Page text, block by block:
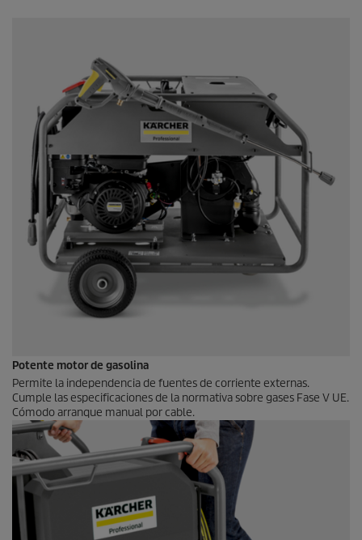
Potente motor de gasolina
Permite la independencia de fuentes de corriente externas.
Cumple las especificaciones de la normativa sobre gases Fase V UE.
Cómodo arranque manual por cable.